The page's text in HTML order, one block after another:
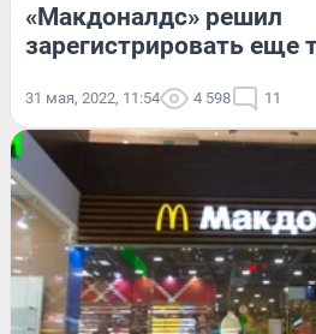
«Макдоналдс» решил
зарегистрировать еще
31 мая, 2022, 11:54 4 598 11